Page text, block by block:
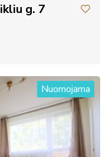
g. 7
Nuomojama